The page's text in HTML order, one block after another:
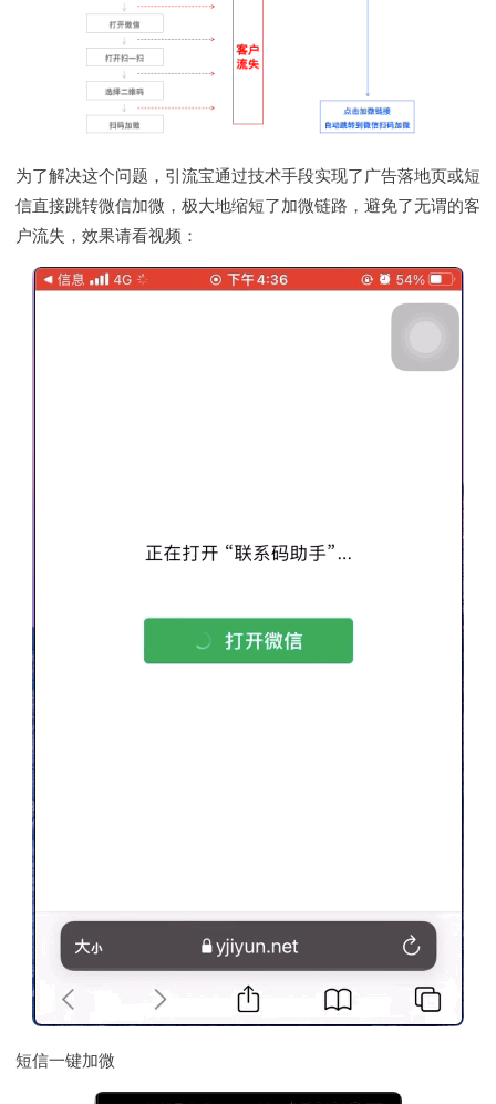
为了解决这个问题，引流宝通过技术手段实现了广告落地页或短
信直接跳转微信加微，极大地缩短了加微链路，避免了无谓的客
户流失，效果请看视频：
短信一键加微